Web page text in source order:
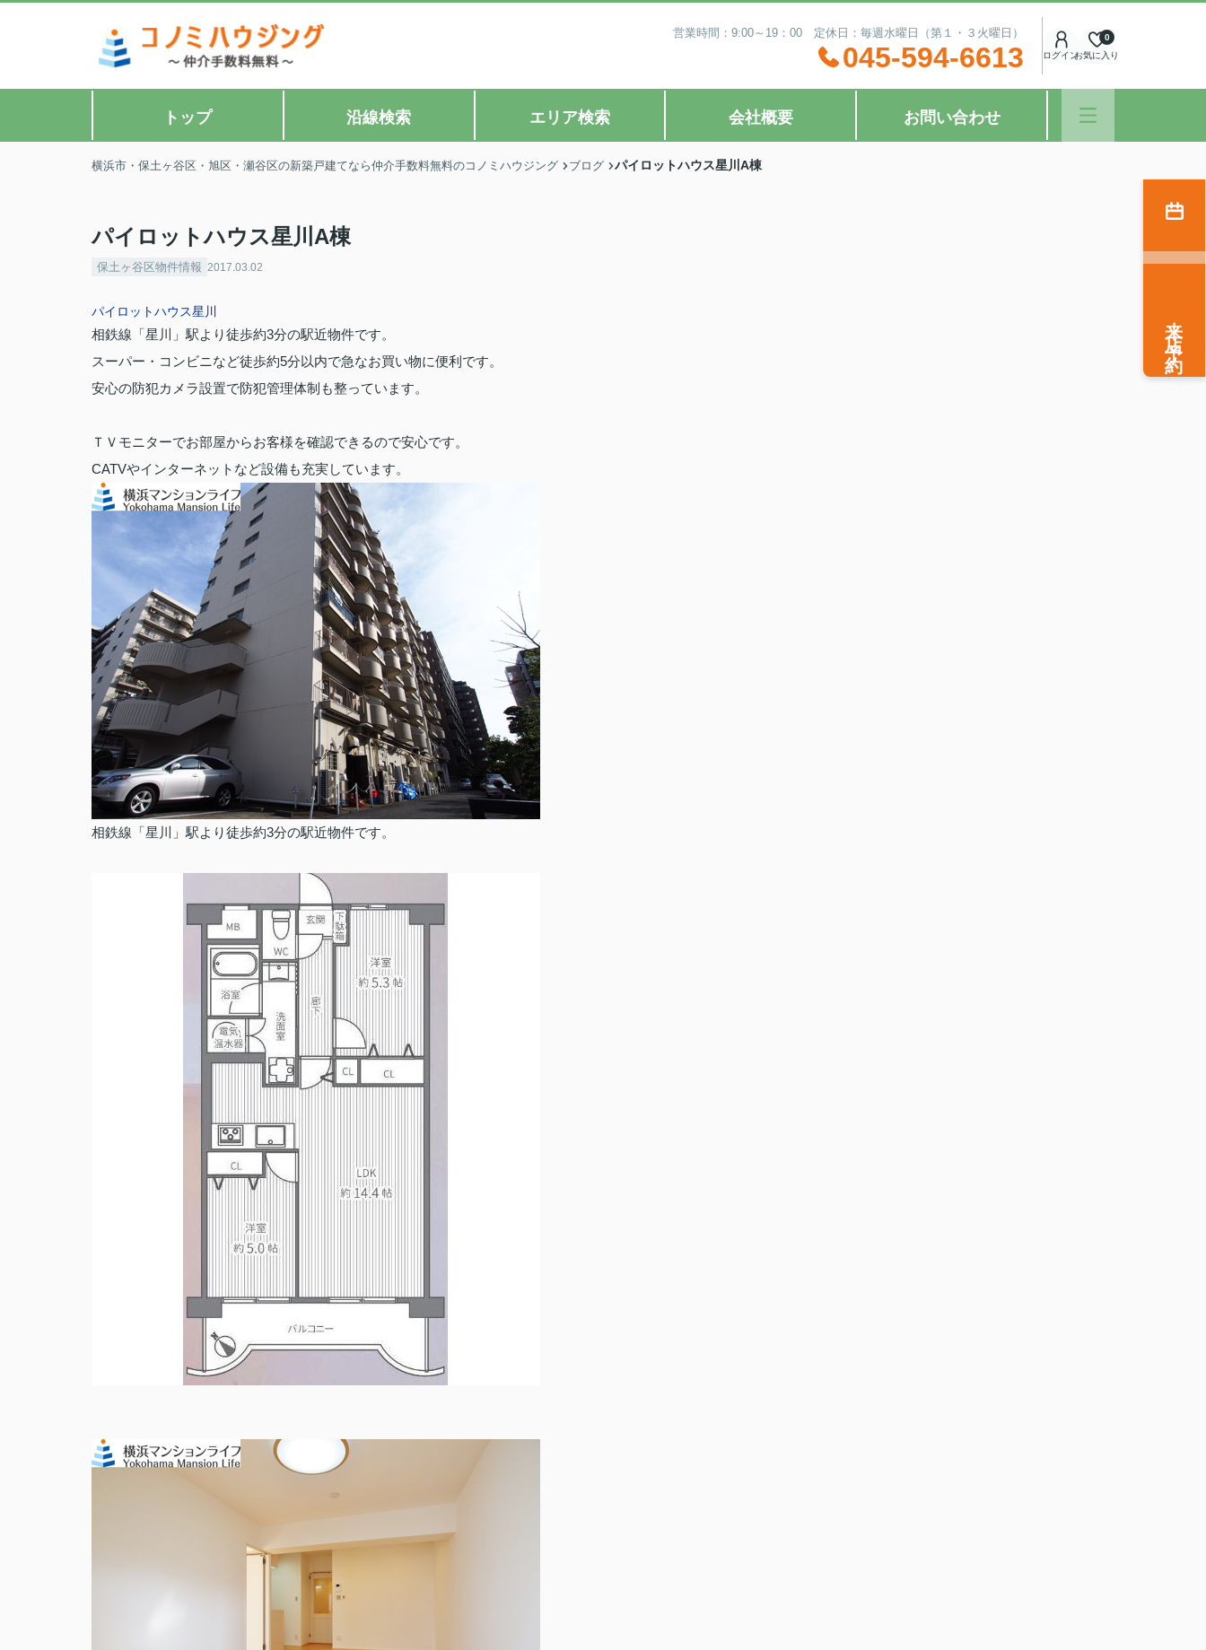
営業時間：9:00～19：00 定休日：毎週水曜日（第１・３火曜日）
045-594-6613 ログインお気に入り
0
トップ 沿線検索 エリア検索 会社概要 お問い合わせ
横浜市・保土ヶ谷区・旭区・瀬谷区の新築戸建てなら仲介手数料無料のコノミハウジング ブログ パイロットハウス星川A棟
パイロットハウス星川A棟
保土ヶ谷区物件情報 2017.03.02
パイロットハウス星川
相鉄線「星川」駅より徒歩約3分の駅近物件です。
スーパー・コンビニなど徒歩約5分以内で急なお買い物に便利です。
安心の防犯カメラ設置で防犯管理体制も整っています。
ＴＶモニターでお部屋からお客様を確認できるので安心です。
CATVやインターネットなど設備も充実しています。
相鉄線「星川」駅より徒歩約3分の駅近物件です。
来店予約